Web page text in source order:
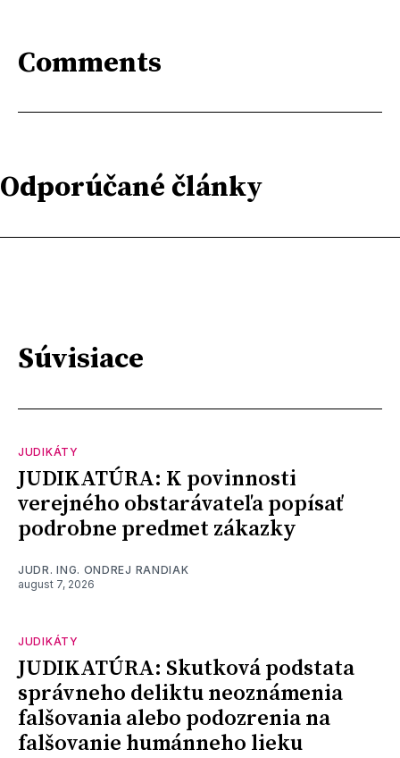
Comments
Odporúčané články
Súvisiace
JUDIKÁTY
JUDIKATÚRA: K povinnosti
verejného obstarávateľa popísať
podrobne predmet zákazky
JUDR. ING. ONDREJ RANDIAK
august 7, 2026
JUDIKÁTY
JUDIKATÚRA: Skutková podstata
správneho deliktu neoznámenia
falšovania alebo podozrenia na
falšovanie humánneho lieku